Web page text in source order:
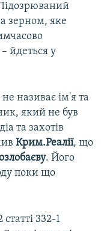
зерном, яке
йдеться у
називає ім'я та
який не був
та захотів
Крим.Реалії, що
. Його
поки що
332-1